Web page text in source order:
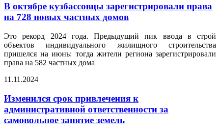
В октябре кузбассовцы зарегистрировали права
на 728 новых частных домов
Это рекорд 2024 года. Предыдущий пик ввода в строй
объектов индивидуального жилищного строительства
пришелся на июнь: тогда жители региона зарегистрировали
права на 582 частных дома
11.11.2024
Изменился срок привлечения к
административной ответственности за
самовольное занятие земель